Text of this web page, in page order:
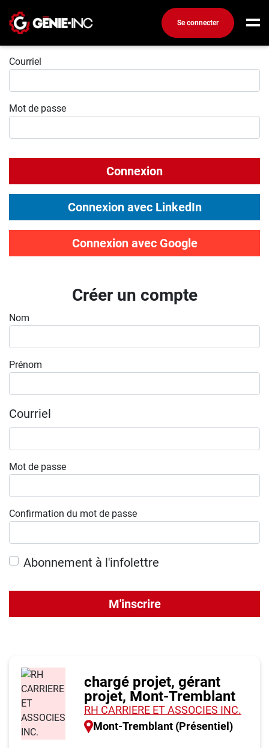
Se connecter
Connexion
Emplois
Ma boîte à outils
Conseils carrière
Métiers
Nos chroniques
Publiez une offre d'emploi
Connexion
Courriel
Mot de passe
Connexion
Connexion avec LinkedIn
Connexion avec Google
Créer un compte
Nom
Prénom
Courriel
Mot de passe
Confirmation du mot de passe
Abonnement à l'infolettre
M'inscrire
chargé projet, gérant
projet, Mont-Tremblant
RH CARRIERE ET ASSOCIES INC.
Mont-Tremblant (Présentiel)